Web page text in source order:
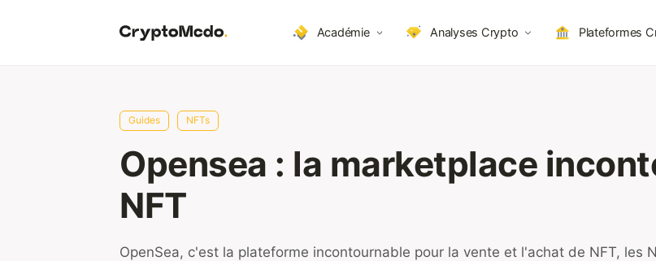
Académie Analyses Crypto Plateformes
Guides NFTs
Opensea : la marketplace
NFT
OpenSea, c'est la plateforme incontournable pour la vente et l'achat de NFT, les